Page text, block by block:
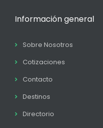
Información general
Sobre Nosotros
Cotizaciones
Contacto
Destinos
Directorio